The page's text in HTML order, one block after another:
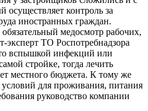
осуществляет контроль за
иностранных граждан.
медосмотр рабочих,
эксперт ТО Роспотребнадзора
вспышкой инфекций или
стройке, тогда лечить
местного бюджета. К тому же
условий для проживания, питания
руководство компании